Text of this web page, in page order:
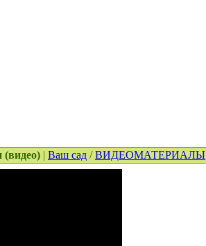
(видео) | Ваш сад /ВИДЕОМАТЕРИАЛЫ